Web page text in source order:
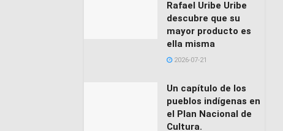
Rafael Uribe Uribe
descubre que su
mayor producto es
ella misma
2026-07-21
Un capítulo de los
pueblos indígenas en
el Plan Nacional de
Cultura.